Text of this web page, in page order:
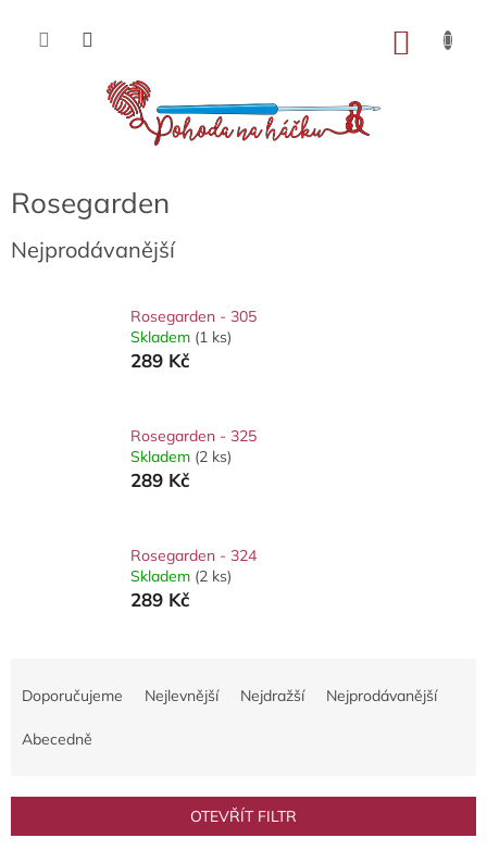
obsah
Rosegarden
Nejprodávanější
Rosegarden - 305
Skladem (1 ks)
289 Kč
Rosegarden - 325
Skladem (2 ks)
289 Kč
Rosegarden - 324
Skladem (2 ks)
289 Kč
r
Doporučujeme Nejlevnější Nejdražší Nejprodávanější
Abecedně
OTEVŘÍT FILTR